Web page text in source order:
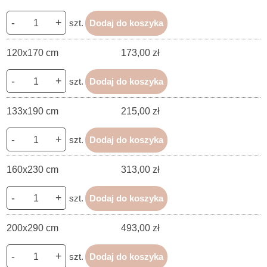
- + szt. Dodaj do koszyka
120x170 cm 173,00 zł
- + szt. Dodaj do koszyka
133x190 cm 215,00 zł
- + szt. Dodaj do koszyka
160x230 cm 313,00 zł
- + szt. Dodaj do koszyka
200x290 cm 493,00 zł
- + szt. Dodaj do koszyka